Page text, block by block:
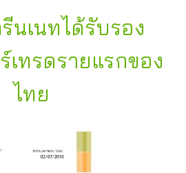
นเนทได้รับรอง
เทรดรายแรกของ
ไทย